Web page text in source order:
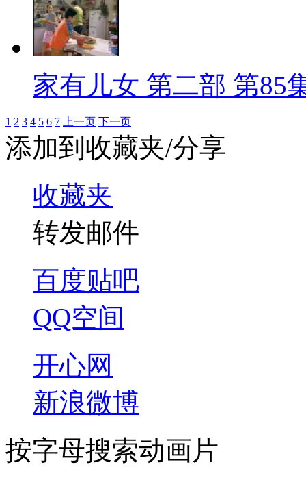
家有儿女 第二部 第85
1 2 3 4 5 6 7 上一页 下一页
添加到收藏夹/分享
收藏夹
转发邮件
百度贴吧
QQ空间
开心网
新浪微博
按字母搜索动画片